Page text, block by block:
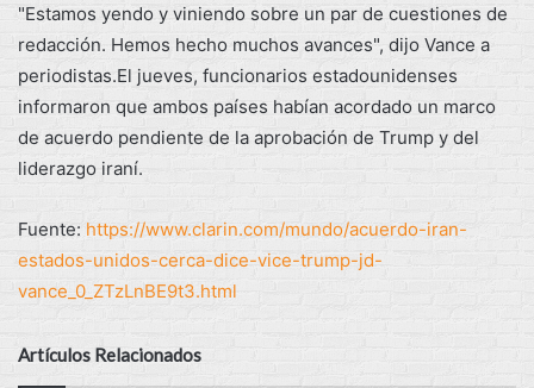
"Estamos yendo y viniendo sobre un par de cuestiones de
redacción. Hemos hecho muchos avances", dijo Vance a
periodistas.El jueves, funcionarios estadounidenses
informaron que ambos países habían acordado un marco
de acuerdo pendiente de la aprobación de Trump y del
liderazgo iraní.
Fuente: https://www.clarin.com/mundo/acuerdo-iran-
estados-unidos-cerca-dice-vice-trump-jd-
vance_0_ZTzLnBE9t3.html
Artículos Relacionados